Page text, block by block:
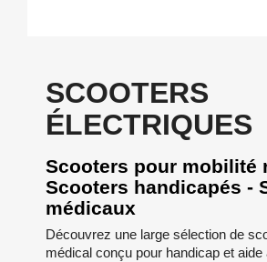
SCOOTERS
ÉLECTRIQUES
Scooters pour mobilité
Scooters handicapés -
médicaux
Découvrez une large sélection de
médical conçu pour handicap et aide